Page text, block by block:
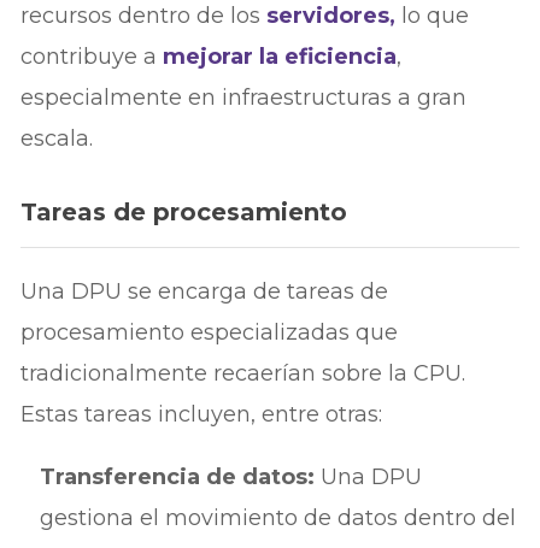
recursos dentro de los servidores, lo que
contribuye a mejorar la eficiencia,
especialmente en infraestructuras a gran
escala.
Tareas de procesamiento
Una DPU se encarga de tareas de
procesamiento especializadas que
tradicionalmente recaerían sobre la CPU.
Estas tareas incluyen, entre otras:
Transferencia de datos: Una DPU
gestiona el movimiento de datos dentro del